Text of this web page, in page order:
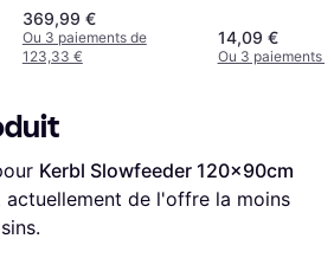
369,99 €
Ou 3 paiements de
123,33 €
14,09 €
Ou 3 paiements
Kerbl Slowfeeder 120x90cm
actuellement de l'offre la moins